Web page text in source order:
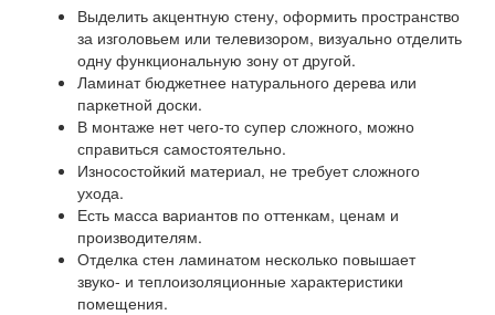
Выделить акцентную стену, оформить пространство
за изголовьем или телевизором, визуально отделить
одну функциональную зону от другой.
Ламинат бюджетнее натурального дерева или
паркетной доски.
В монтаже нет чего-то супер сложного, можно
справиться самостоятельно.
Износостойкий материал, не требует сложного
ухода.
Есть масса вариантов по оттенкам, ценам и
производителям.
Отделка стен ламинатом несколько повышает
звуко- и теплоизоляционные характеристики
помещения.